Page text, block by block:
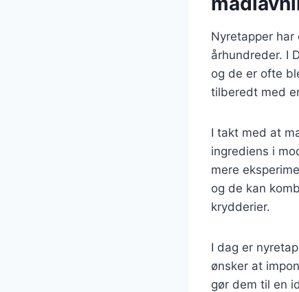
Nyretapper
århundreder. I
og de er ofte
tilberedt med
I takt med at
ingrediens i
mere
og de kan
krydderier.
I dag er
ønsker at
gør dem til en